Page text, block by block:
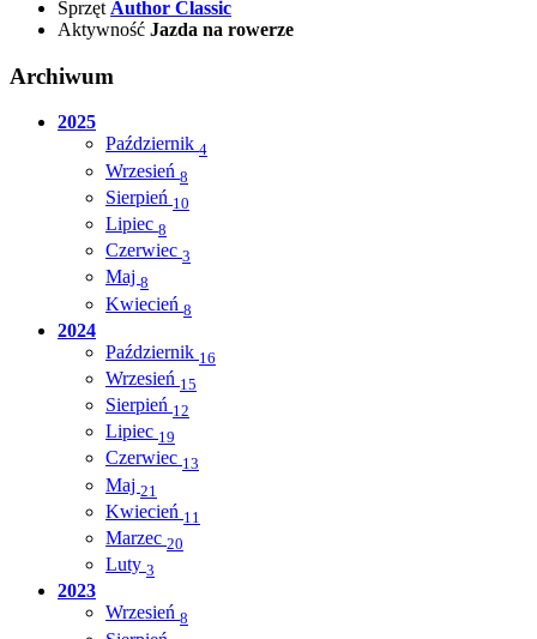
Sprzęt Author Classic
Aktywność Jazda na rowerze
Archiwum
2025
Październik 4
Wrzesień 8
Sierpień 10
Lipiec 8
Czerwiec 3
Maj 8
Kwiecień 8
2024
Październik 16
Wrzesień 15
Sierpień 12
Lipiec 19
Czerwiec 13
Maj 21
Kwiecień 11
Marzec 20
Luty 3
2023
Wrzesień 8